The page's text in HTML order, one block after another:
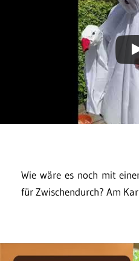
Wie wäre es noch mit
für Zwischendurch? Am